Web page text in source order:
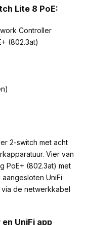
Lite 8 PoE:
Controller
(802.3at)
2-switch met acht
Vier van
PoE+ (802.3at) met
UniFi
de netwerkkabel
UniFi app